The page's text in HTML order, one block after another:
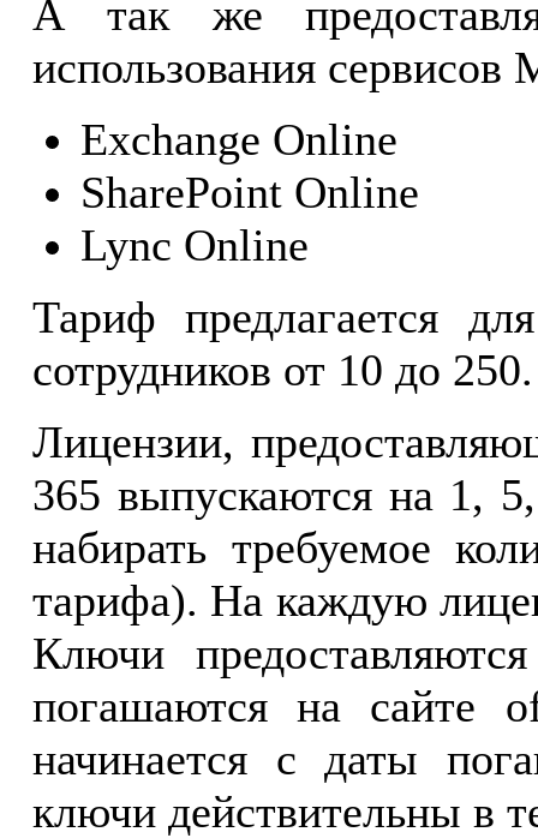
А так же
использования сервисов
Exchange Online
SharePoint Online
Lync Online
Тариф предлагается
сотрудников от 10 до 250.
Лицензии,
365 выпускаются на 1,
набирать требуемое
тарифа). На каждую
Ключи
погашаются на сайте
начинается с даты
ключи действительны в